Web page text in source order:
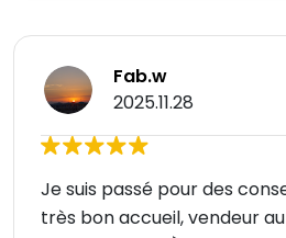
Fab.w
2025.11.28
Je suis passé pour des
très bon accueil, vendeur